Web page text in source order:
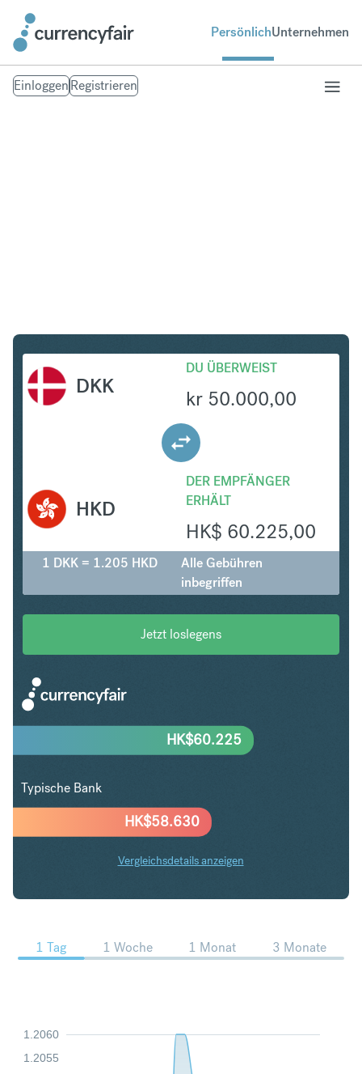
PersönlichUnternehmen
EinloggenRegistrieren
DKK
DU ÜBERWEIST
kr 50.000,00
DER EMPFÄNGER
ERHÄLT
HK$ 60.225,00
HKD
1 DKK = 1.205 HKD
Alle Gebühren
inbegriffen
Jetzt loslegens
HK$58.630
HK$60.225
Typische Bank
Vergleichsdetails anzeigen
DKK in HKD Trends
1 Tag 1 Woche 1 Monat 3 Monate
1.2055
1.2060